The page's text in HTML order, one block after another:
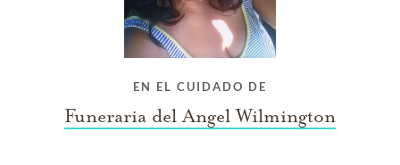
EN EL CUIDADO DE
Funeraria del Angel Wilmington